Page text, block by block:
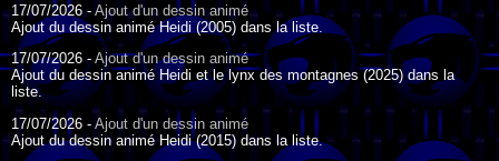
17/07/2026 -Ajout d'un dessin animé
Ajout du dessin animé Heidi (2005) dans la liste.
17/07/2026 - Ajout d'un dessin animé
Ajout du dessin animé Heidi et le lynx des montagnes (2025) dans la
liste.
17/07/2026 - Ajout d'un dessin animé
Ajout du dessin animé Heidi (2015) dans la liste.